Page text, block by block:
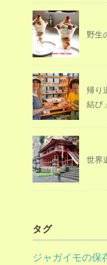
野生
帰り
結び」
世界
タグ
ジャガイモの保